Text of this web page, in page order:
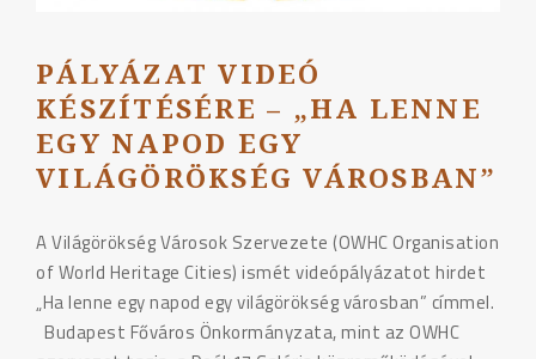
PÁLYÁZAT VIDEÓ
KÉSZÍTÉSÉRE – „HA LENNE
EGY NAPOD EGY
VILÁGÖRÖKSÉG VÁROSBAN”
A Világörökség Városok Szervezete (OWHC Organisation
of World Heritage Cities) ismét videópályázatot hirdet
„Ha lenne egy napod egy világörökség városban” címmel.
Budapest Főváros Önkormányzata, mint az OWHC